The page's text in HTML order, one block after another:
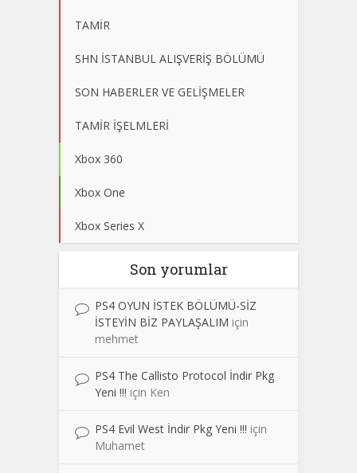
TAMİR
SHN İSTANBUL ALIŞVERİŞ BÖLÜMÜ
SON HABERLER VE GELİŞMELER
TAMİR İŞELMLERİ
Xbox 360
Xbox One
Xbox Series X
Son yorumlar
PS4 OYUN İSTEK BÖLÜMÜ-SİZ
İSTEYİN BİZ PAYLAŞALIM için
mehmet
PS4 The Callisto Protocol İndir Pkg
Yeni !!! için Ken
PS4 Evil West İndir Pkg Yeni !!! için
Muhamet